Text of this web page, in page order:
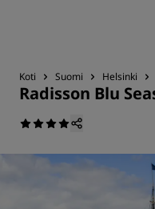
Koti Suomi Helsinki
Radisson Blu